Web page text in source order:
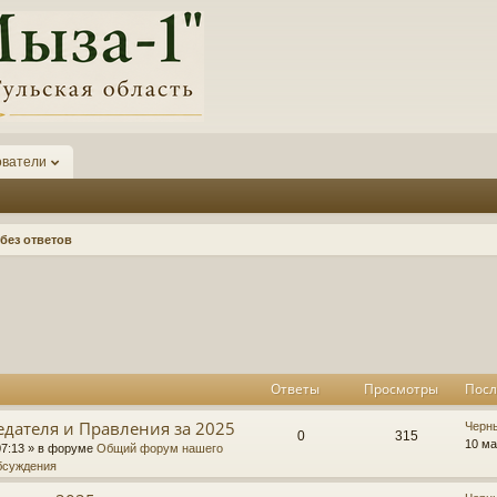
ответов
Ответы Просмотры
и Правления за 2025
» в форуме Общий форум нашего
0О 315П
П
о
л
10